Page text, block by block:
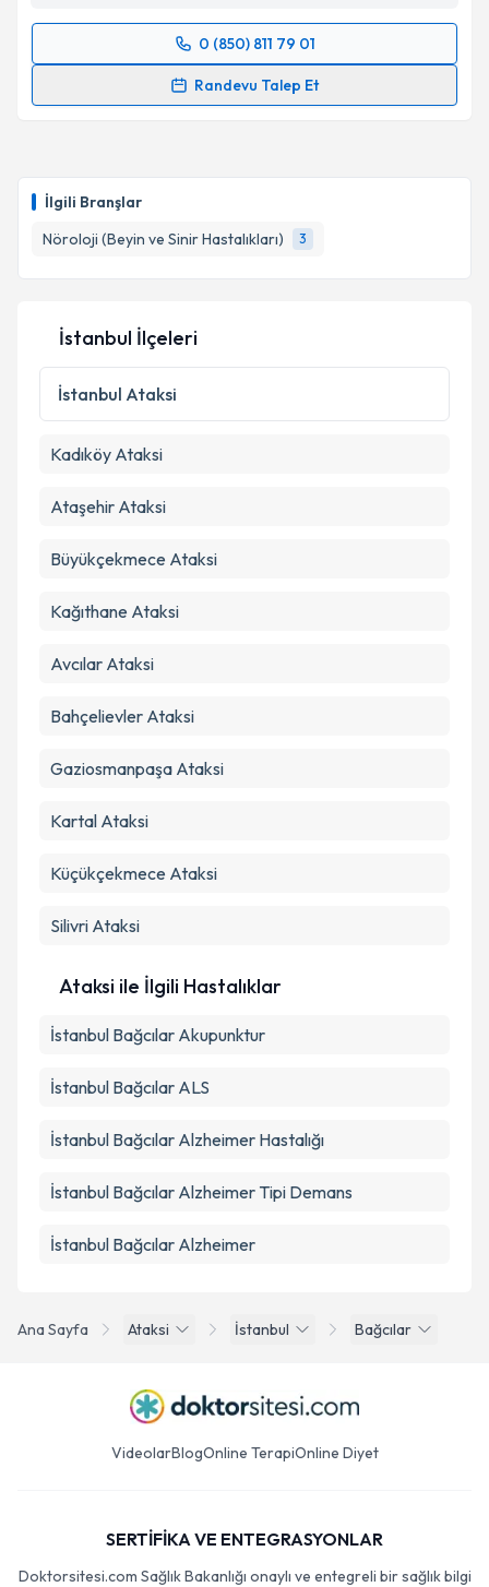
İlgili Branşlar
Nöroloji (Beyin ve Sinir Hastalıkları)
3
Takvim Talebini Gönder
0 (850) 811 79 01
Randevu Talep Et
Randevu Takvimi Talebi
bilgilendireceğiz.
E-posta Adresiniz
Kişisel verilerimin işlenmesine ilişkin
Metni'ni okudum ve kişisel verilerimin belirtilen
kapsamda işlenmesini kabul ediyorum.
Ana Sayfa Ataksi İstanbul Bağcılar
İstanbul İlçeleri
İstanbul Ataksi
Kadıköy Ataksi
Ataşehir Ataksi
Büyükçekmece Ataksi
Kağıthane Ataksi
Avcılar Ataksi
Bahçelievler Ataksi
Gaziosmanpaşa Ataksi
Kartal Ataksi
Küçükçekmece Ataksi
Silivri Ataksi
Ataksi ile İlgili Hastalıklar
İstanbul Bağcılar Akupunktur
İstanbul Bağcılar ALS
İstanbul Bağcılar Alzheimer Hastalığı
İstanbul Bağcılar Alzheimer Tipi Demans
İstanbul Bağcılar Alzheimer
VideolarBlogOnline TerapiOnline Diyet
SERTİFİKA VE ENTEGRASYONLAR
Doktorsitesi.com Sağlık Bakanlığı onaylı ve entegreli bir sağlık bilgi